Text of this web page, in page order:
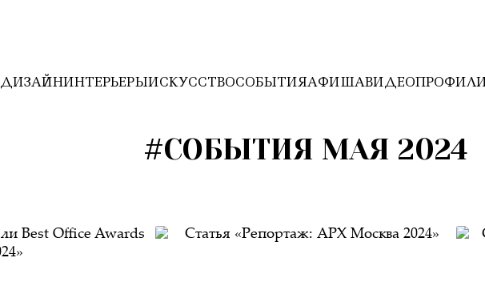
ДИЗАЙНИНТЕРЬЕРЫИСКУССТВОСОБЫТИЯАФИШАВИДЕО
#СОБЫТИЯ МАЯ 2024